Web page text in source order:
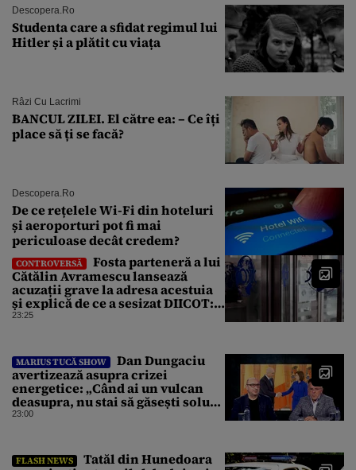
Descopera.ro
Studenta care a sfidat regimul lui
Hitler și a plătit cu viața
Râzi Cu Lacrimi
BANCUL ZILEI. El către ea: – Ce îți
place să ți se facă?
Descopera.ro
De ce rețelele Wi-Fi din hoteluri
și aeroporturi pot fi mai
periculoase decât credem?
CONTROVERSĂ
Fosta parteneră a lui
Cătălin Avramescu lansează
acuzații grave la adresa acestuia
și explică de ce a sesizat DIICOT:
„Făcea baie complet dezbrăcat cu
23:25
MARIUS TUCĂ SHOW
Dan Dungaciu
avertizează asupra crizei
energetice: „Când ai un vulcan
deasupra, nu stai să găsești soluții
cu leucoplast”
23:00
FLASH NEWS
Tatăl din Hunedoara